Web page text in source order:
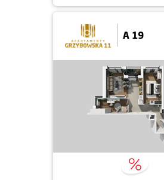
A 19